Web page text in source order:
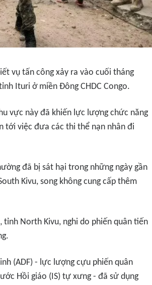
vụ tấn công xảy ra vào cuối tháng
Ituri ở miền Đông CHDC Congo.
vực này đã khiến lực lượng chức năng
tới việc đưa các thi thể nạn nhân đi
đã bị sát hại trong những ngày gần
Kivu, song không cung cấp thêm
tỉnh North Kivu, nghi do phiến quân tiến
(ADF) - lực lượng cựu phiến quân
Hồi giáo (IS) tự xưng - đã sử dụng